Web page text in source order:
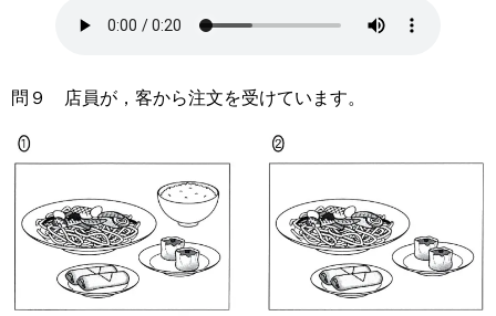
問９ 店員が，客から注文を受けています。